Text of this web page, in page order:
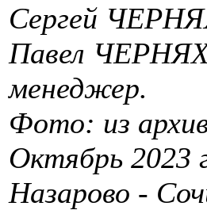
Сергей
Павел
менеджер.
Фото: из
Октябрь 2023
Назарово -